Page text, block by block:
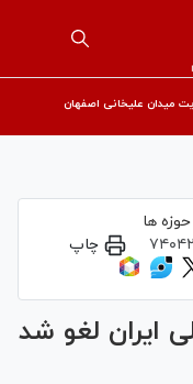
میدان علیخانی اصفهان
ها
چاپ
ایران لغو شد